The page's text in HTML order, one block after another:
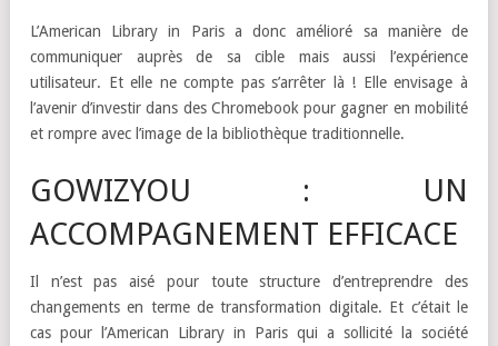
L’American Library in Paris a donc amélioré sa manière de
communiquer auprès de sa cible mais aussi l’expérience
utilisateur. Et elle ne compte pas s’arrêter là ! Elle envisage à
l’avenir d’investir dans des Chromebook pour gagner en mobilité
et rompre avec l’image de la bibliothèque traditionnelle.
GOWIZYOU : UN
ACCOMPAGNEMENT EFFICACE
Il n’est pas aisé pour toute structure d’entreprendre des
changements en terme de transformation digitale. Et c’était le
cas pour l’American Library in Paris qui a sollicité la société